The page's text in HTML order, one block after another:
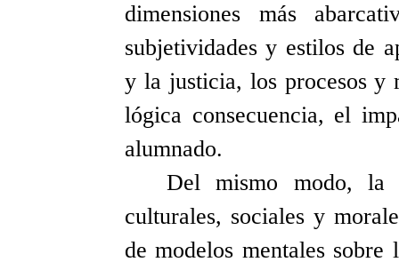
dimensiones más
subjetividades y estilos de
y la justicia, los procesos y
lógica consecuencia, el
alumnado.
Del mismo modo, la
culturales, sociales y
de modelos mentales